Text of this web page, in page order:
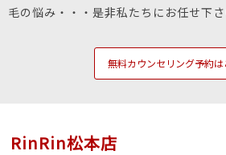
毛の悩み・・・是非私たちにお任せ下
無料カウンセリング予約は
RinRin松本店